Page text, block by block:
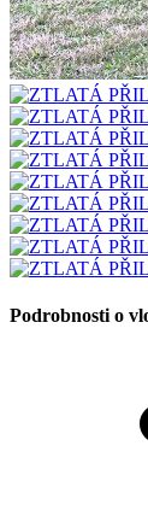
Podrobnosti o